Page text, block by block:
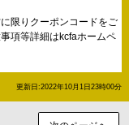
限りクーポンコードをご
項等詳細はkcfaホームペ
更新日:2022年10月1日23時00分